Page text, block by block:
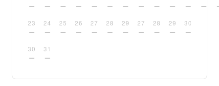
23 24 25 26 27 28 29
30 31
27 28 29 30